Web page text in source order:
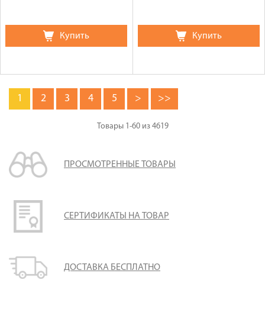
Купить Купить
1 2 3 4 5 > >>
Товары 1-60из 4619
ПРОСМОТРЕННЫЕ ТОВАРЫ
СЕРТИФИКАТЫ НА ТОВАР
ДОСТАВКА БЕСПЛАТНО